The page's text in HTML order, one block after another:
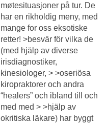
møtesituasjoner på tur. De
har en rikholdig meny, med
mange for oss eksotiske
retter! >besvär för vilka de
(med hjälp av diverse
irisdiagnostiker,
kinesiologer, > >oseriösa
kiropraktorer och andra
“healers” och ibland till och
med med > >hjälp av
okritiska läkare) har byggt